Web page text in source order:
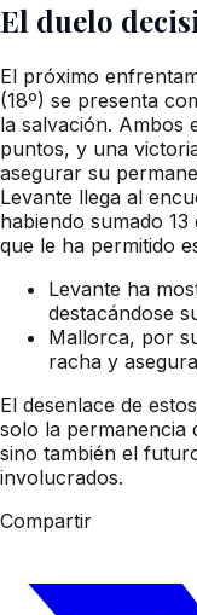
El duelo
El próximo
(18º) se presenta
la salvación. Ambos
puntos, y una
asegurar su
Levante llega al
habiendo sumado
que le ha permitido
Levante ha
destacándose
Mallorca, por
racha y
El desenlace de
solo la permanencia
sino también el
involucrados.
Compartir